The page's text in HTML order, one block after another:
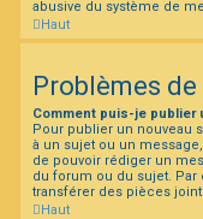
abusive du système de
Haut
Problèmes
Comment puis-je publier
Pour publier un nouveau
à un sujet ou un
de pouvoir rédiger un
du forum ou du sujet. Par
transférer des pièces
Haut